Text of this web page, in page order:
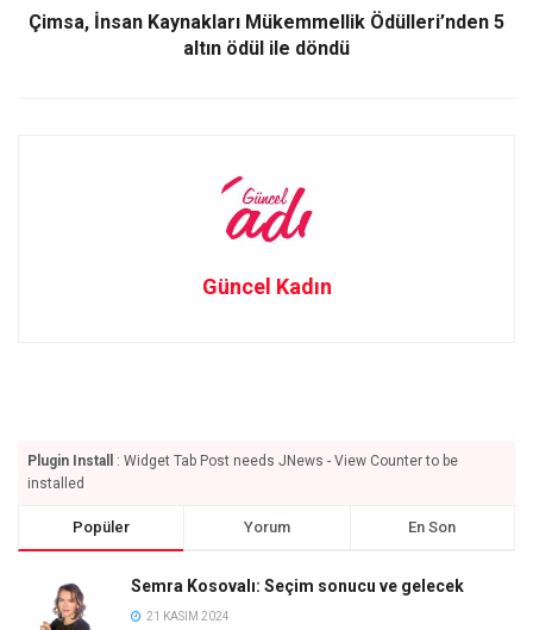
Çimsa, İnsan Kaynakları Mükemmellik Ödülleri’nden 5
altın ödül ile döndü
Güncel Kadın
Plugin Install
: Widget Tab Post needs JNews - View Counter to be
installed
Popüler Yorum En Son
Semra Kosovalı: Seçim sonucu ve gelecek
21 KASIM 2024